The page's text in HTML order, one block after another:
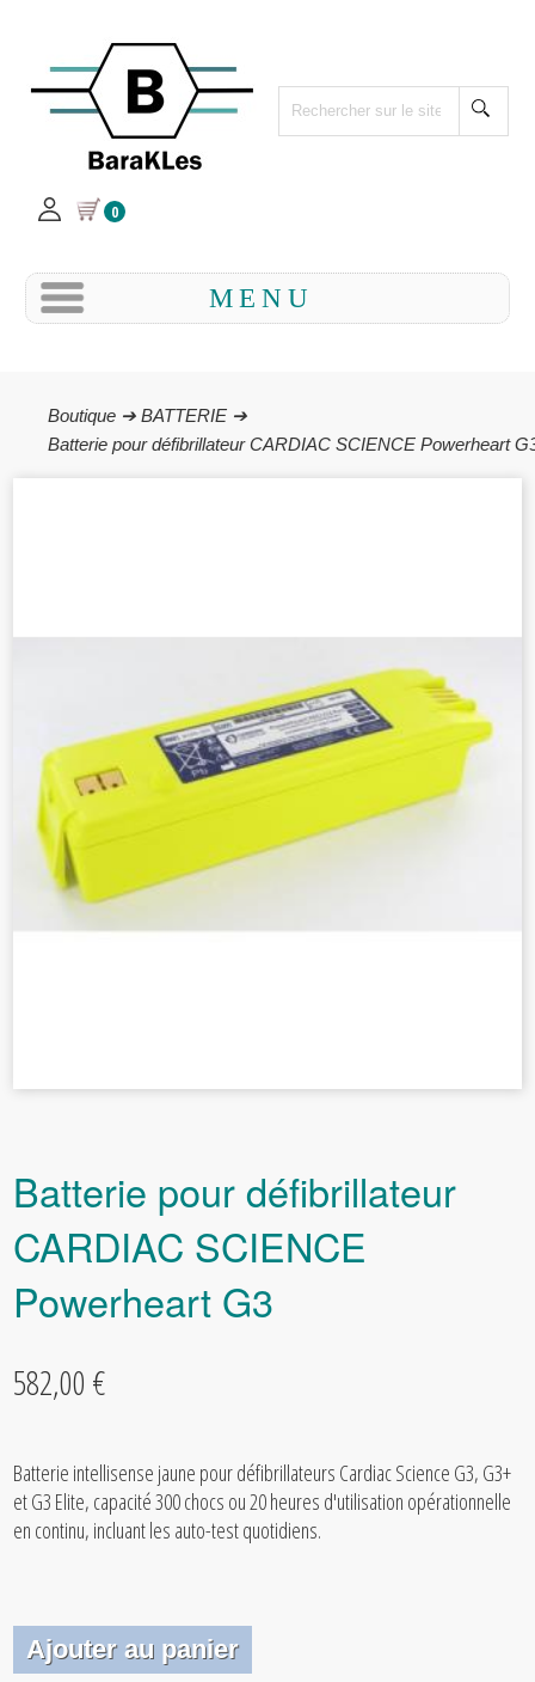
0
MENU
Boutique ➔ BATTERIE ➔
Batterie pour défibrillateur CARDIAC SCIENCE Powerheart
Batterie pour défibrillateur
CARDIAC SCIENCE
Powerheart G3
582,00 €
Batterie intellisense jaune pour défibrillateurs Cardiac Science G3, G3+
et G3 Elite, capacité 300 chocs ou 20 heures d'utilisation opérationnelle
en continu, incluant les auto-test quotidiens.